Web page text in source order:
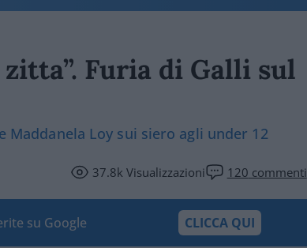
zitta”. Furia di Galli sul
Loy sui siero agli under 12
37.8kVisualizzazioni 120 commenti
su Google CLICCA QUI